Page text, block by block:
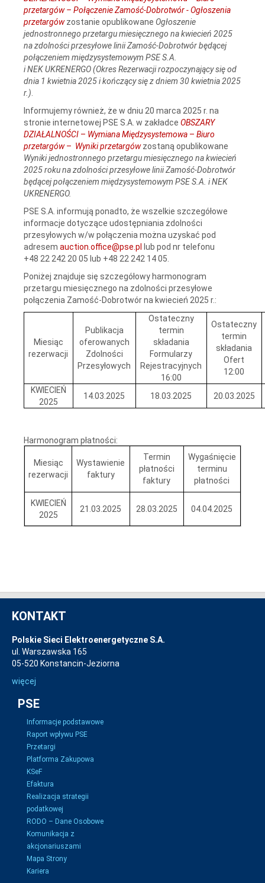
przetargów – Połączenie Zamość-Dobrotwór - Ogłoszenia
przetargówzostanie opublikowane Ogłoszenie
jednostronnego przetargu miesięcznego na kwiecień 2025
na zdolności przesyłowe linii Zamość‑Dobrotwór będącej
połączeniem międzysystemowym PSE S.A.
i NEK UKRENERGO (Okres Rezerwacji rozpoczynający się od
dnia 1 kwietnia 2025 i kończący się z dniem 30 kwietnia 2025
r.)
Informujemy również, że w dniu 20 marca 2025 r. na
stronie internetowej PSE S.A. w zakładce OBSZARY
DZIAŁALNOŚCI – Wymiana Międzysystemowa – Biuro
przetargów– Wyniki przetargówzostaną opublikowane
Wyniki jednostronnego przetargu miesięcznego na kwiecień
2025 roku na zdolności przesyłowe linii Zamość‑Dobrotwór
będącej połączeniem międzysystemowym PSE S.A. i NEK
UKRENERGO.
PSE S.A. informują ponadto, że wszelkie szczegółowe
informacje dotyczące udostępniania zdolności
przesyłowych w/w połączenia można uzyskać pod
adresem auction.office@pse.pl
lub pod nr telefonu
+48 22 242 20 05 lub +48 22 242 14 05.
Poniżej znajduje się szczegółowy harmonogram
przetargu miesięcznego na zdolności przesyłowe
połączenia Zamość-Dobrotwór na kwiecień 2025 r.:
Miesiąc
rezerwacji
Publikacja
oferowanych
Zdolności
Przesyłowych
Ostateczny
termin
składania
Formularzy
Rejestracyjnych
16:00
Ostateczny
termin
składania
Ofert
12:00
KWIECIEŃ
2025
14.03.2025 18.03.2025 20.03.2025
Harmonogram płatności:
Miesiąc
rezerwacji
Wystawienie
faktury
Termin
płatności
faktury
Wygaśnięcie
terminu
płatności
KWIECIEŃ
2025
21.03.2025 28.03.2025 04.04.2025
KONTAKT
Polskie Sieci Elektroenergetyczne S.A.
ul. Warszawska 165
05-520 Konstancin-Jeziorna
więcej
PSE
Informacje podstawowe
Raport wpływu PSE
Przetargi
Platforma Zakupowa
KSeF
Efaktura
Realizacja strategii
podatkowej
RODO – Dane Osobowe
Komunikacja z
akcjonariuszami
Mapa Strony
Kariera